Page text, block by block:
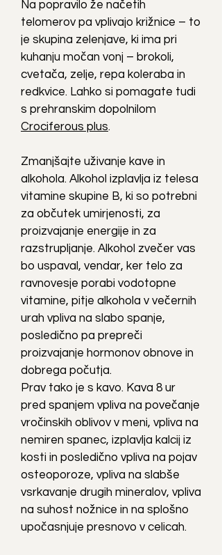
Na popravilo že načetih
telomerov pa vplivajo križnice – to
je skupina zelenjave, ki ima pri
kuhanju močan vonj – brokoli,
cvetača, zelje, repa koleraba in
redkvice. Lahko si pomagate tudi
s prehranskim dopolnilom
Crociferous plus.
Zmanjšajte uživanje kave in
alkohola. Alkohol izplavlja iz telesa
vitamine skupine B, ki so potrebni
za občutek umirjenosti, za
proizvajanje energije in za
razstrupljanje. Alkohol zvečer vas
bo uspaval, vendar, ker telo za
ravnovesje porabi vodotopne
vitamine, pitje alkohola v večernih
urah vpliva na slabo spanje,
posledično pa prepreči
proizvajanje hormonov obnove in
dobrega počutja.
Prav tako je s kavo. Kava 8 ur
pred spanjem vpliva na povečanje
vročinskih oblivov v meni, vpliva na
nemiren spanec, izplavlja kalcij iz
kosti in posledično vpliva na pojav
osteoporoze, vpliva na slabše
vsrkavanje drugih mineralov, vpliva
na suhost nožnice in na splošno
upočasnjuje presnovo v celicah.